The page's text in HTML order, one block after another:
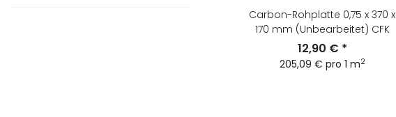
Carbon-Rohplatte 0,75 x 370 x
170 mm (Unbearbeitet) CFK
12,90 € *
205,09 € pro 1 m2